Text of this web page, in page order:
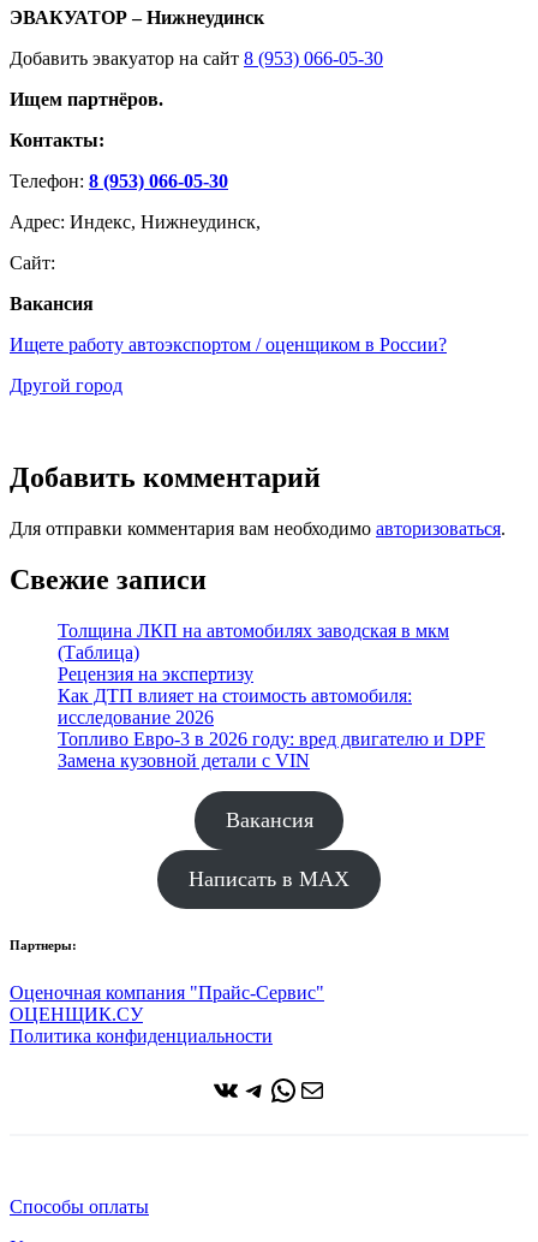
ЭВАКУАТОР – Нижнеудинск
Добавить эвакуатор на сайт 8 (953) 066-05-30
Ищем партнёров.
Контакты:
Телефон: 8 (953) 066-05-30
Адрес: Индекс, Нижнеудинск,
Сайт:
Вакансия
Ищете работу автоэкспортом / оценщиком в России?
Другой город
Добавить комментарий
Для отправки комментария вам необходимо авторизоваться.
Свежие записи
Толщина ЛКП на автомобилях заводская в мкм
(Таблица)
Рецензия на экспертизу
Как ДТП влияет на стоимость автомобиля:
исследование 2026
Топливо Евро-3 в 2026 году: вред двигателю и DPF
Замена кузовной детали с VIN
Вакансия
Написать в MAX
Партнеры:
Оценочная компания "Прайс-Сервис"
ОЦЕНЩИК.СУ
Политика конфиденциальности
ВКонтакте
Telegram
WhatsApp
Почта
Способы оплаты